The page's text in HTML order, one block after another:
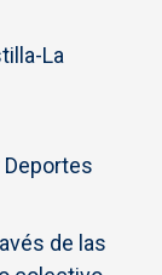
La
Deportes
de las